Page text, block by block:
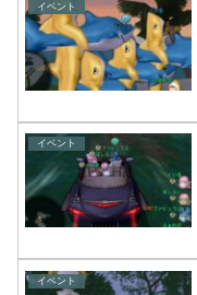
イベント
イベント
イベント